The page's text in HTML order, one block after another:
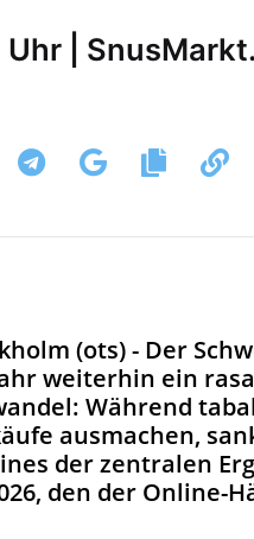
|
(ots) - Der
weiterhin ein
Während
ausmachen,
der zentralen
den der Online-